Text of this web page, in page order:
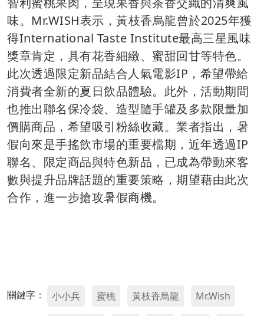
味。Mr.WISH表示，黃枝香烏龍曾於2025年獲
得International Taste Institute最高三星風味
獎章肯定，具有花香細緻、蜜甜回甘等特色。
此次透過限定新品結合人氣電影IP，希望帶給
消費者全新的夏日飲品體驗。此外，活動期間
也推出聯名保冷袋、造型隨手罐及多款限量加
價購商品，希望吸引粉絲收藏。業者指出，暑
假向來是手搖飲市場的重要檔期，近年透過IP
聯名、限定商品與特色新品，已成為帶動來客
數與提升品牌話題的重要策略，期望藉由此次
合作，進一步搶攻暑假商機。
關鍵字： 小小兵 蜜桃 黃枝香烏龍 Mr.Wish